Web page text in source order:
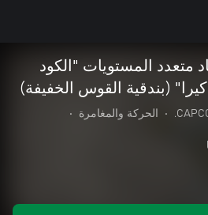
متعدد المستويات "الكود
كيرا" (بندقية القوس الخفيفة)
• الحركة والمغامرة
•